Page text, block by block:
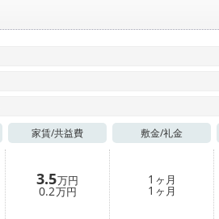
家賃/共益費 敷金/礼金
3.5万円
0.2万円
1 ヶ月
1 ヶ月